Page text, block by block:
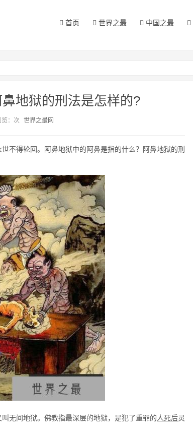
首页 世界之最 中国之最
地狱的刑法是怎样的?
： 次 世界之最网
不得轮回。阿鼻地狱中的阿鼻是指的什么？阿鼻地狱的刑
无间地狱。佛教指最深层的地狱，是犯了重罪的人死后灵